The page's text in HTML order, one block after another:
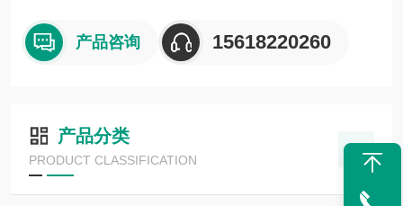
产品咨询 15618220260
产品分类
PRODUCT CLASSIFICATION